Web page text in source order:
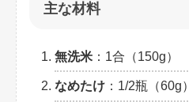
主な材料
無洗米 ：1合（150g）
なめたけ ：1/2瓶（60g）